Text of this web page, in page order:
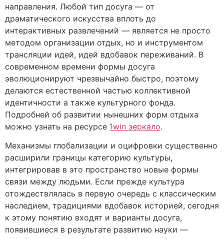
направления. Любой тип досуга — от
драматического искусства вплоть до
интерактивных развлечений — является не просто
методом организации отдых, но и инструментом
трансляции идей, идей вдобавок переживаний. В
современном времени формы досуга
эволюционируют чрезвычайно быстро, поэтому
делаются естественной частью коллективной
идентичности а также культурного фонда.
Подробней об развитии нынешних форм отдыха
можно узнать на ресурсе 1win зеркало.
Механизмы глобализации и оцифровки существенно
расширили границы категорию культуры,
интегрировав в это пространство новые формы
связи между людьми. Если прежде культура
отождествлялась в первую очередь с классическим
наследием, традициями вдобавок историей, сегодня
к этому понятию входят и варианты досуга,
появившиеся в результате развитию науки —